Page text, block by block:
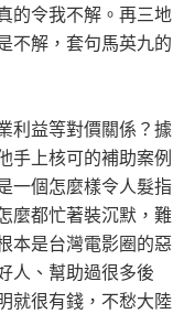
的令我不解。再三地
不解，套句馬英九的
利益等對價關係？據
手上核可的補助案例
一個怎麼樣令人髮指
麼都忙著裝沉默，難
本是台灣電影圈的惡
人、幫助過很多後
就很有錢，不愁大陸